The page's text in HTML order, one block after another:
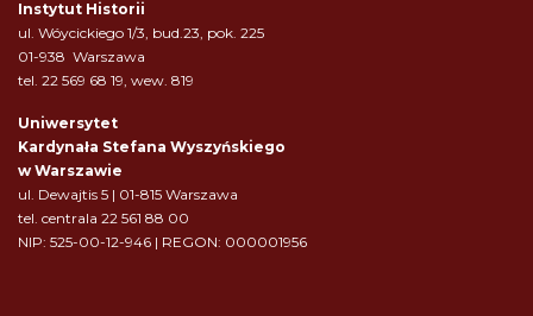
Instytut Historii
ul. Wóycickiego 1/3, bud.23, pok. 225
01-938 Warszawa
tel. 22 569 68 19, wew. 819
Uniwersytet
Kardynała Stefana Wyszyńskiego
w Warszawie
ul. Dewajtis 5 | 01-815 Warszawa
tel. centrala 22 561 88 00
NIP: 525-00-12-946 | REGON: 000001956